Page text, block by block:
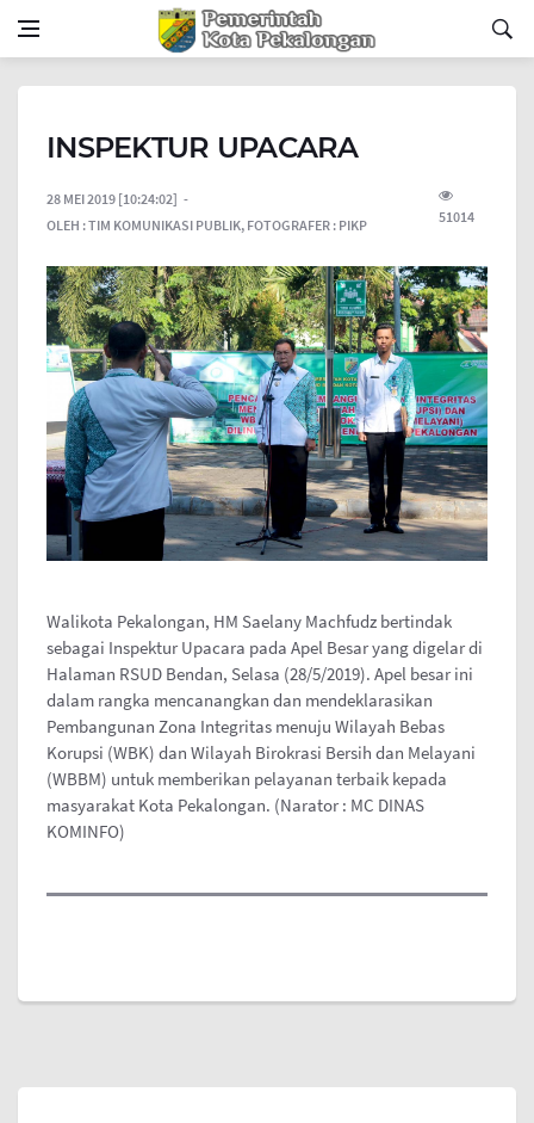
INSPEKTUR UPACARA
28 MEI 2019 [10:24:02]
OLEH :TIM KOMUNIKASI PUBLIK, FOTOGRAFER : PIKP 51014
Walikota Pekalongan, HM Saelany Machfudz bertindak
sebagai Inspektur Upacara pada Apel Besar yang digelar di
Halaman RSUD Bendan, Selasa (28/5/2019). Apel besar ini
dalam rangka mencanangkan dan mendeklarasikan
Pembangunan Zona Integritas menuju Wilayah Bebas
Korupsi (WBK) dan Wilayah Birokrasi Bersih dan Melayani
(WBBM) untuk memberikan pelayanan terbaik kepada
masyarakat Kota Pekalongan. (Narator : MC DINAS
KOMINFO)